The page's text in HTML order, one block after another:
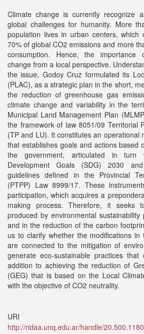
Climate change is currently recognize
global challenges for humanity. More
population lives in urban centers, which
70% of global CO2 emissions and more
consumption. Hence, the importance
change from a local perspective.
the issue, Godoy Cruz formulated its
(PLAC), as a strategic plan in the short,
the reduction of greenhouse gas
climate change and variability in the
Municipal Land Management Plan
the framework of law 8051/09 Territorial
(TP and LU). It constitutes an operational
that establishes goals and actions based
the government, articulated in turn
Development Goals (SDG) 2030
guidelines defined in the Provincial
(PTPP) Law 8999/17. These
participation, which acquires a
making process. Therefore, it seeks
produced by environmental
and in the reduction of the carbon
us to clarify whether the modifications in
are connected to the mitigation of
generate eco-sustainable practices
addition to achieving the reduction of
(GEG) that is based on the Local
with the objective of CO2 neutrality.
URI
http://ridaa.unq.edu.ar/handle/